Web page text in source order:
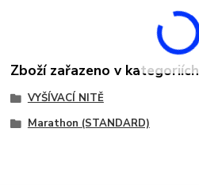
Zboží zařazeno v kategoriích
VYŠÍVACÍ NITĚ
Marathon (STANDARD)